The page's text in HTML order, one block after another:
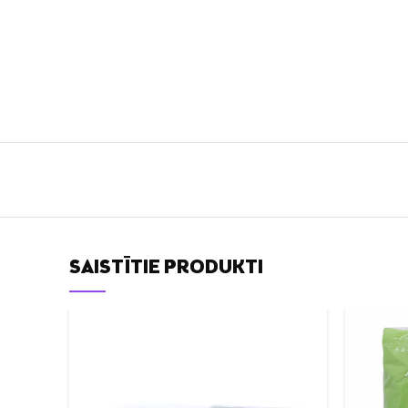
SAISTĪTIE PRODUKTI